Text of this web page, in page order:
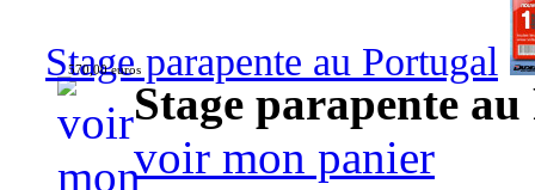
Stage parapente au Portugal
570,00 euros
Stage parapente
voir mon panier